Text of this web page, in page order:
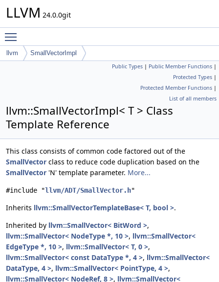
LLVM 24.0.0git
llvm SmallVectorImpl
Public Types | Public Member Functions |
Protected Types |
Protected Member Functions |
List of all members
llvm::SmallVectorImpl< T > Class
Template Reference
This class consists of common code factored out of the
SmallVector class to reduce code duplication based on the
SmallVector 'N' template parameter. More...
#include "llvm/ADT/SmallVector.h"
Inherits llvm::SmallVectorTemplateBase< T, bool >.
Inherited by llvm::SmallVector< BitWord >,
llvm::SmallVector< NodeType *, 10 >, llvm::SmallVector<
EdgeType *, 10 >, llvm::SmallVector< T, 0 >,
llvm::SmallVector< const DataType *, 4 >, llvm::SmallVector<
DataType, 4 >, llvm::SmallVector< PointType, 4 >,
llvm::SmallVector< NodeRef, 8 >, llvm::SmallVector<